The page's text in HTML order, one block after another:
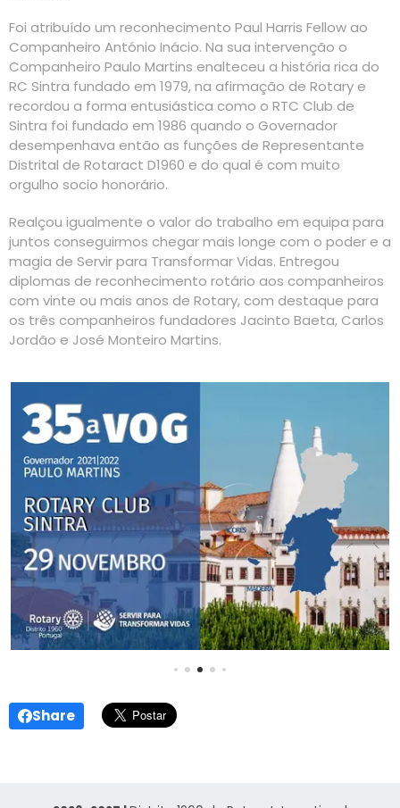
Foi atribuído um reconhecimento Paul Harris Fellow ao
Companheiro António Inácio. Na sua intervenção o
Companheiro Paulo Martins enalteceu a história rica do
RC Sintra fundado em 1979, na afirmação de Rotary e
recordou a forma entusiástica como o RTC Club de
Sintra foi fundado em 1986 quando o Governador
desempenhava então as funções de Representante
Distrital de Rotaract D1960 e do qual é com muito
orgulho socio honorário.
Realçou igualmente o valor do trabalho em equipa para
juntos conseguirmos chegar mais longe com o poder e a
magia de Servir para Transformar Vidas. Entregou
diplomas de reconhecimento rotário aos companheiros
com vinte ou mais anos de Rotary, com destaque para
os três companheiros fundadores Jacinto Baeta, Carlos
Jordão e José Monteiro Martins.
Share